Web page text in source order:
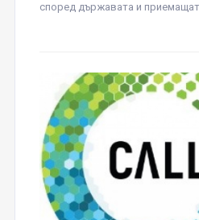
според държавата и